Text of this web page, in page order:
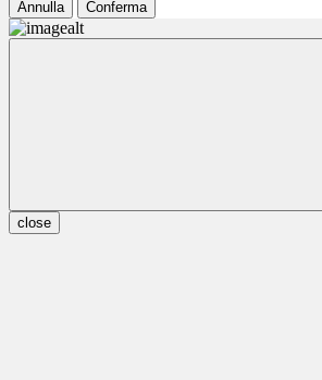
Annulla Conferma
close